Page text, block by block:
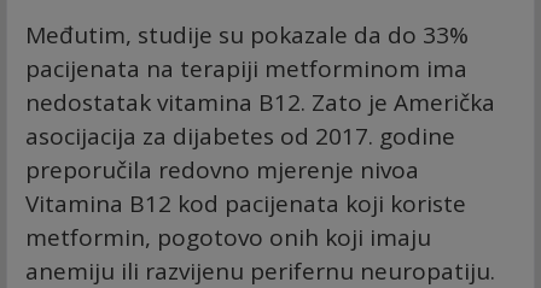
Međutim, studije su pokazale da do 33%
pacijenata na terapiji metforminom ima
nedostatak vitamina B12. Zato je Američka
asocijacija za dijabetes od 2017. godine
preporučila redovno mjerenje nivoa
Vitamina B12 kod pacijenata koji koriste
metformin, pogotovo onih koji imaju
anemiju ili razvijenu perifernu neuropatiju.